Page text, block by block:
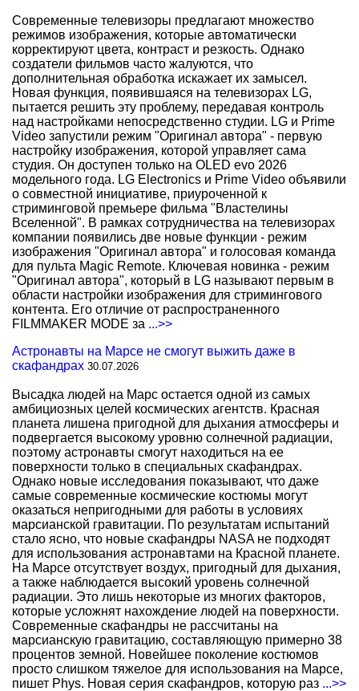
Современные телевизоры предлагают множество
режимов изображения, которые автоматически
корректируют цвета, контраст и резкость. Однако
создатели фильмов часто жалуются, что
дополнительная обработка искажает их замысел.
Новая функция, появившаяся на телевизорах LG,
пытается решить эту проблему, передавая контроль
над настройками непосредственно студии. LG и Prime
Video запустили режим "Оригинал автора" - первую
настройку изображения, которой управляет сама
студия. Он доступен только на OLED evo 2026
модельного года. LG Electronics и Prime Video объявили
о совместной инициативе, приуроченной к
стриминговой премьере фильма "Властелины
Вселенной". В рамках сотрудничества на телевизорах
компании появились две новые функции - режим
изображения "Оригинал автора" и голосовая команда
для пульта Magic Remote. Ключевая новинка - режим
"Оригинал автора", который в LG называют первым в
области настройки изображения для стримингового
контента. Его отличие от распространенного
FILMMAKER MODE за ...>>
Астронавты на Марсе не смогут выжить даже в
скафандрах 30.07.2026
Высадка людей на Марс остается одной из самых
амбициозных целей космических агентств. Красная
планета лишена пригодной для дыхания атмосферы и
подвергается высокому уровню солнечной радиации,
поэтому астронавты смогут находиться на ее
поверхности только в специальных скафандрах.
Однако новые исследования показывают, что даже
самые современные космические костюмы могут
оказаться непригодными для работы в условиях
марсианской гравитации. По результатам испытаний
стало ясно, что новые скафандры NASA не подходят
для использования астронавтами на Красной планете.
На Марсе отсутствует воздух, пригодный для дыхания,
а также наблюдается высокий уровень солнечной
радиации. Это лишь некоторые из многих факторов,
которые усложнят нахождение людей на поверхности.
Современные скафандры не рассчитаны на
марсианскую гравитацию, составляющую примерно 38
процентов земной. Новейшее поколение костюмов
просто слишком тяжелое для использования на Марсе,
пишет Phys. Новая серия скафандров, которую раз ...>>